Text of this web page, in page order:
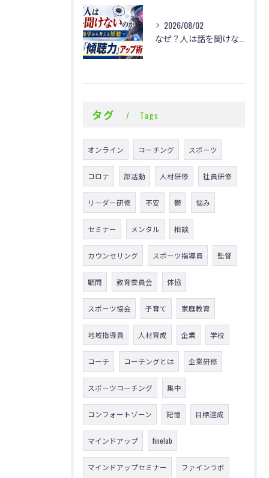
2026/08/02
タグ Tags
オンライン コーチング スポーツ
コロナ 部活動 人材研修 社員研修
リーダー研修 不安 鬱 悩み
セミナー メンタル 相談
カウンセリング スポーツ指導員 監督
顧問 教育委員会 体協
スポーツ協会 子育て 家庭教育
地域指導員 人材育成 企業 学校
コーチ コーチングとは 企業研修
スポーツコーチング 集中
コンフォートゾーン 記憶 目標達成
マインドアップ finelab
マインドアップセミナー ファインラボ